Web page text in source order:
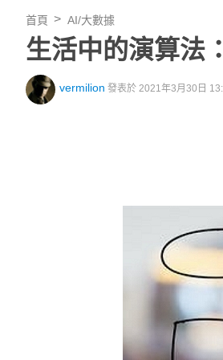
首頁 AI/大數據
生活中的演算法
vermilion 發表於 2021年3月30日